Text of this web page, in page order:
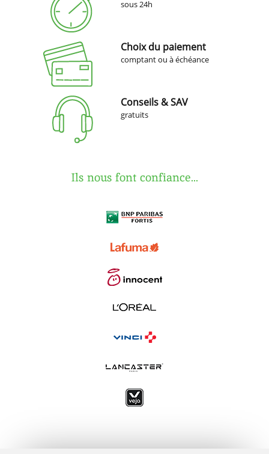
sous 24h
Choix du paiement
comptant ou à échéance
Conseils & SAV
gratuits
Ils nous font confiance...